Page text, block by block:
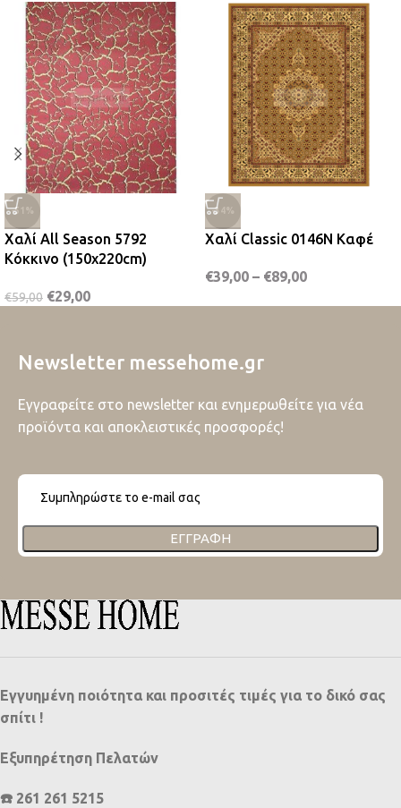
-51%
Χαλί All Season 5792
Κόκκινο (150x220cm)
€59,00 €29,00
-34%
Χαλί Classic 0146N Καφέ
€39,00 – €89,00
Newsletter messehome.gr
Εγγραφείτε στο newsletter και ενημερωθείτε για νέα
προϊόντα και αποκλειστικές προσφορές!
ΕΓΓΡΑΦΉ
Εγγυημένη ποιότητα και προσιτές τιμές για το δικό σας
σπίτι !
Εξυπηρέτηση Πελατών
☎️ 261 261 5215